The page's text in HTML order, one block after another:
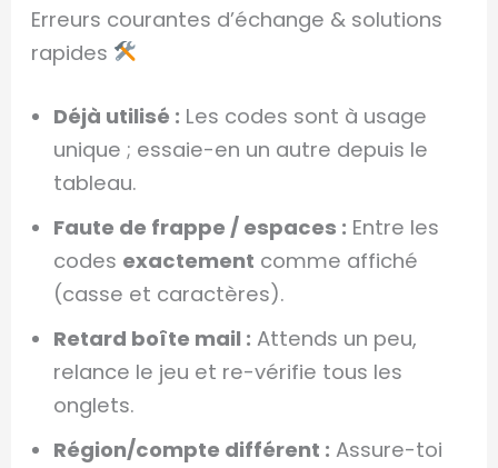
Erreurs courantes d’échange & solutions
rapides
Déjà utilisé : Les codes sont à usage
unique ; essaie-en un autre depuis le
tableau.
Faute de frappe / espaces : Entre les
codes exactement comme affiché
(casse et caractères).
Retard boîte mail : Attends un peu,
relance le jeu et re-vérifie tous les
onglets.
Région/compte différent : Assure-toi